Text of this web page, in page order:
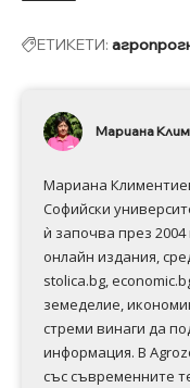
ЕТИКЕТИ:
Мариана
Мариана
Софийски
ѝ започва през
онлайн издания,
stolica.bg,
земеделие,
стреми винаги да
информация. В
със съвременните